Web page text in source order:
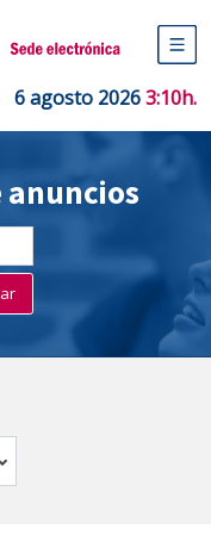
de
de
6 agosto 20263:10h.
anuncios